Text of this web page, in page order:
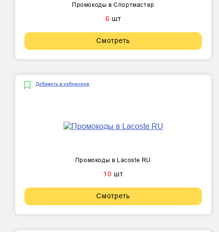
Промокоды в Спортмастер
6 шт
Смотреть
Добавить в избранное
Промокоды в Lacoste RU
10 шт
Смотреть